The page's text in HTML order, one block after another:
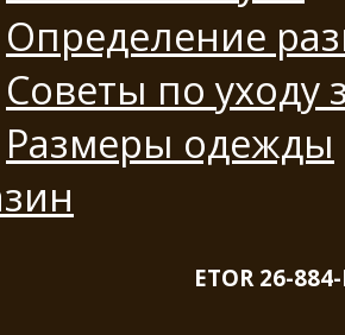
Определение
Советы по уходу
Размеры одежды
ETOR 26-